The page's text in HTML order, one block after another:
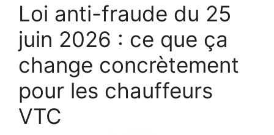
Loi anti-fraude du 25
juin 2026 : ce que ça
change concrètement
pour les chauffeurs
VTC